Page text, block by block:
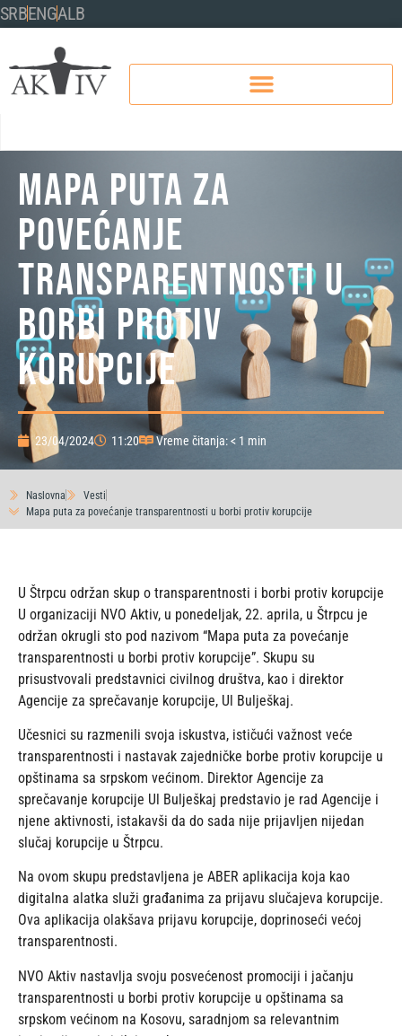
SRBENGALB
Mapa puta za
povećanje
transparentnosti u
borbi protiv
korupcije
23/04/2024 11:20 Vreme čitanja: < 1 min
Naslovna
Vesti
Mapa puta za povećanje transparentnosti u borbi protiv korupcije
U Štrpcu održan skup o transparentnosti i borbi protiv korupcije
U organizaciji NVO Aktiv, u ponedeljak, 22. aprila, u Štrpcu je
održan okrugli sto pod nazivom “Mapa puta za povećanje
transparentnosti u borbi protiv korupcije”. Skupu su
prisustvovali predstavnici civilnog društva, kao i direktor
Agencije za sprečavanje korupcije, Ul Bulješkaj.
Učesnici su razmenili svoja iskustva, ističući važnost veće
transparentnosti i nastavak zajedničke borbe protiv korupcije u
opštinama sa srpskom većinom. Direktor Agencije za
sprečavanje korupcije Ul Bulješkaj predstavio je rad Agencije i
njene aktivnosti, istakavši da do sada nije prijavljen nijedan
slučaj korupcije u Štrpcu.
Na ovom skupu predstavljena je ABER aplikacija koja kao
digitalna alatka služi građanima za prijavu slučajeva korupcije.
Ova aplikacija olakšava prijavu korupcije, doprinoseći većoj
transparentnosti.
NVO Aktiv nastavlja svoju posvećenost promociji i jačanju
transparentnosti u borbi protiv korupcije u opštinama sa
srpskom većinom na Kosovu, saradnjom sa relevantnim